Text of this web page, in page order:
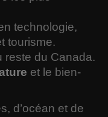
technologie,
tourisme.
reste du Canada.
et le bien-
d’océan et de